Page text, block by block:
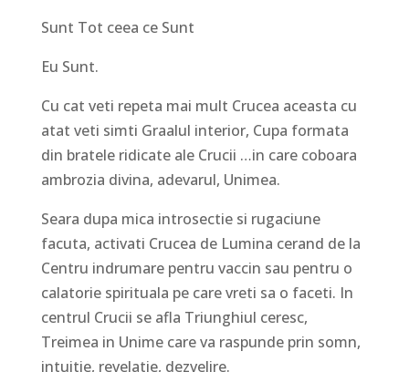
Sunt Tot ceea ce Sunt
Eu Sunt.
Cu cat veti repeta mai mult Crucea aceasta cu
atat veti simti Graalul interior, Cupa formata
din bratele ridicate ale Crucii …in care coboara
ambrozia divina, adevarul, Unimea.
Seara dupa mica introsectie si rugaciune
facuta, activati Crucea de Lumina cerand de la
Centru indrumare pentru vaccin sau pentru o
calatorie spirituala pe care vreti sa o faceti. In
centrul Crucii se afla Triunghiul ceresc,
Treimea in Unime care va raspunde prin somn,
intuitie, revelatie, dezvelire.